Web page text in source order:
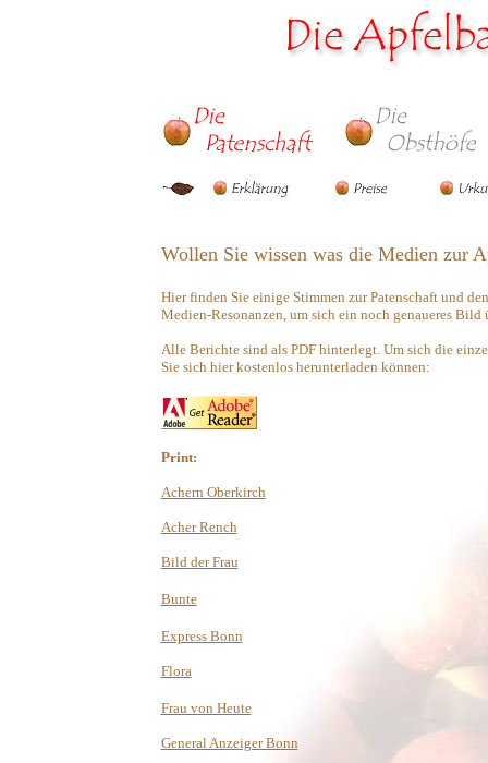
Wollen Sie wissen was die Medien zur
Hier finden Sie einige Stimmen zur Patenschaft und
Medien-Resonanzen, um sich ein noch genaueres Bild
Alle Berichte sind als PDF hinterlegt. Um sich die
Sie sich hier kostenlos herunterladen können:
Print:
Achern Oberkirch
Acher Rench
Bild der Frau
Bunte
Express Bonn
Flora
Frau von Heute
General Anzeiger Bonn